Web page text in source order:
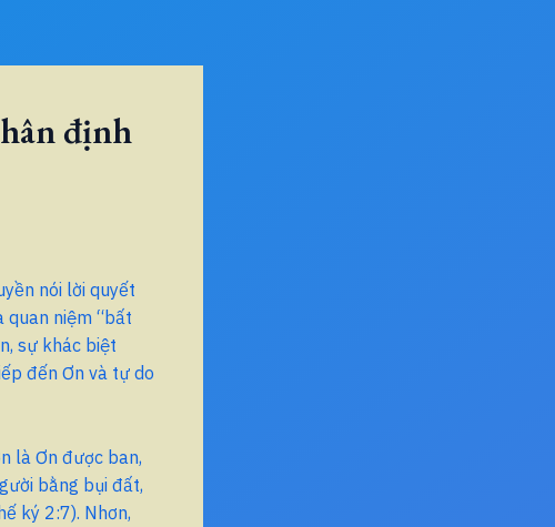
định
nói lời quyết
quan niệm “bất
sự khác biệt
đến Ơn và tự do
là Ơn được ban,
bằng bụi đất,
ký 2:7). Nhơn,